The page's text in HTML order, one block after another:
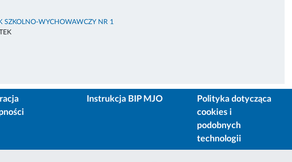
SZKOLNO-WYCHOWAWCZY NR 1
Instrukcja BIP MJO
Polityka dotycząca
cookies i
podobnych
technologii